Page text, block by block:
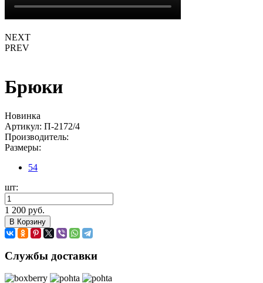
NEXT
PREV
Брюки
Новинка
Артикул: П-2172/4
Производитель:
Размеры:
54
шт:
1 200 руб.
В Корзину
Службы доставки